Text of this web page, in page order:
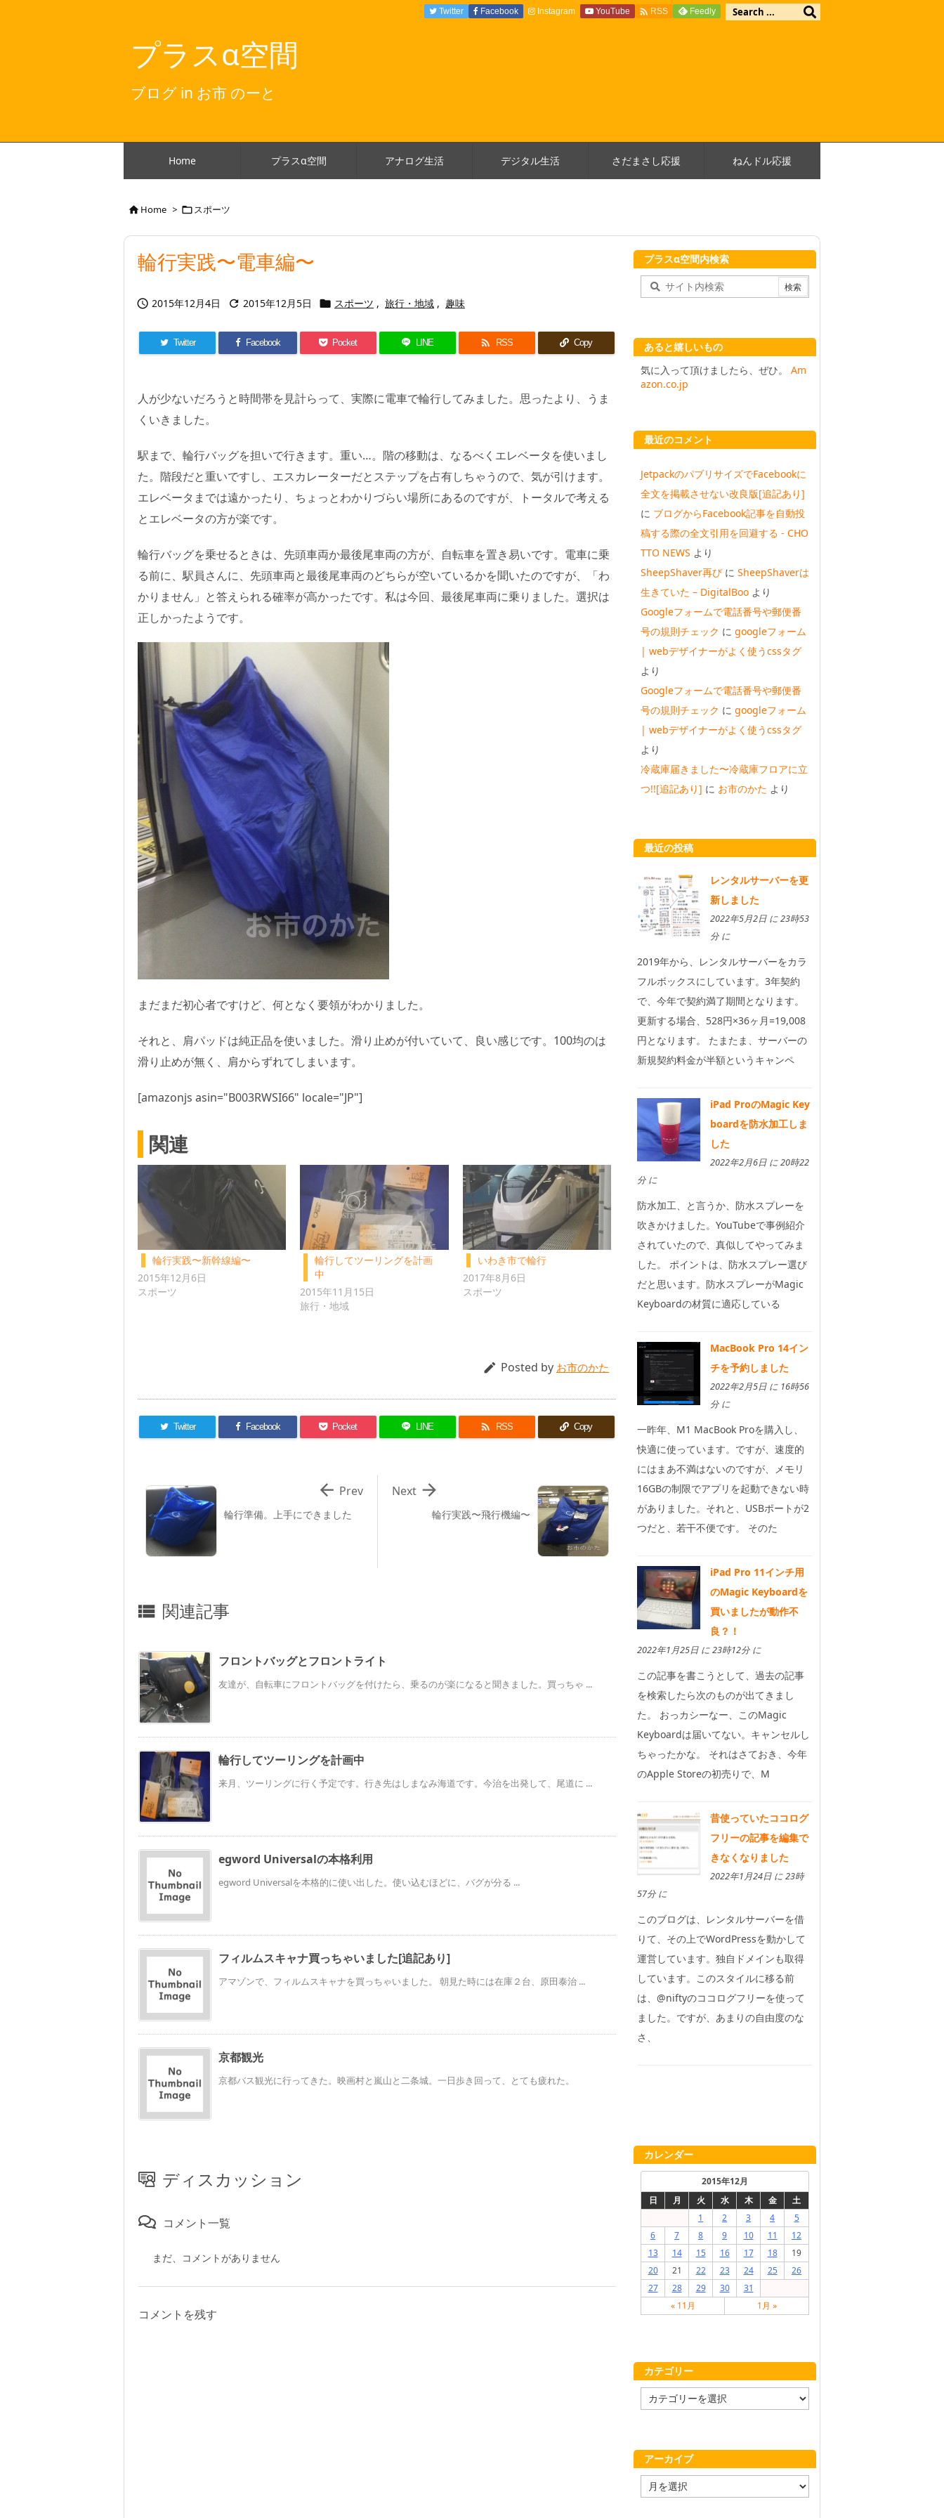
プラスα空間
ブログ in お市 のーと
Home プラスα空間 アナログ生活 デジタル生活 さだまさし応援 ねんドル応援
Twitter Facebook Instagram YouTube  RSS Feedly
Home > スポーツ
輪行実践〜電車編〜
 2015年12月4日  2015年12月5日  スポーツ , 旅行・地域 , 趣味
Twitter Facebook Pocket LINE  RSS Copy
人が少ないだろうと時間帯を見計らって、実際に電車で輪行してみました。思ったより、うま
くいきました。
駅まで、輪行バッグを担いで行きます。重い…。階の移動は、なるべくエレベータを使いまし
た。階段だと重いですし、エスカレーターだとステップを占有しちゃうので、気が引けます。
エレベータまでは遠かったり、ちょっとわかりづらい場所にあるのですが、トータルで考える
とエレベータの方が楽です。
輪行バッグを乗せるときは、先頭車両か最後尾車両の方が、自転車を置き易いです。電車に乗
る前に、駅員さんに、先頭車両と最後尾車両のどちらが空いているかを聞いたのですが、「わ
かりません」と答えられる確率が高かったです。私は今回、最後尾車両に乗りました。選択は
正しかったようです。
まだまだ初心者ですけど、何となく要領がわかりました。
それと、肩パッドは純正品を使いました。滑り止めが付いていて、良い感じです。100均のは
滑り止めが無く、肩からずれてしまいます。
[amazonjs asin="B003RWSI66" locale="JP"]
関連
輪行実践〜新幹線編〜
2015年12月6日
スポーツ
輪行してツーリングを計画
中
2015年11月15日
旅行・地域
いわき市で輪行
2017年8月6日
スポーツ
 Posted by お市のかた
Twitter Facebook Pocket LINE  RSS Copy
輪行実践〜飛行機編〜

Next
輪行準備。上手にできました
 Prev
 関連記事
フロントバッグとフロントライト
友達が、自転車にフロントバッグを付けたら、乗るのが楽になると聞きました。買っちゃ ...
輪行してツーリングを計画中
来月、ツーリングに行く予定です。行き先はしまなみ海道です。今治を出発して、尾道に ...
egword Universalの本格利用
egword Universalを本格的に使い出した。使い込むほどに、バグが分る ...
フィルムスキャナ買っちゃいました[追記あり]
アマゾンで、フィルムスキャナを買っちゃいました。 朝見た時には在庫２台、原田泰治 ...
京都観光
京都バス観光に行ってきた。映画村と嵐山と二条城。一日歩き回って、とても疲れた。
ディスカッション
コメント一覧
まだ、コメントがありません
コメントを残す
プラスα空間内検索
あると嬉しいもの
気に入って頂けましたら、ぜひ。 Am
azon.co.jp
最近のコメント
JetpackのパブリサイズでFacebookに
全文を掲載させない改良版[追記あり]
に ブログからFacebook記事を自動投
稿する際の全文引用を回避する - CHO
TTO NEWS より
SheepShaver再び に SheepShaverは
生きていた – DigitalBoo より
Googleフォームで電話番号や郵便番
号の規則チェック に googleフォーム
| webデザイナーがよく使うcssタグ
より
Googleフォームで電話番号や郵便番
号の規則チェック に googleフォーム
| webデザイナーがよく使うcssタグ
より
冷蔵庫届きました〜冷蔵庫フロアに立
つ!![追記あり] に お市のかた より
最近の投稿
レンタルサーバーを更
新しました
2022年5月2日 に 23時53
分 に
2019年から、レンタルサーバーをカラ
フルボックスにしています。3年契約
で、今年で契約満了期間となります。
更新する場合、528円×36ヶ月=19,008
円となります。 たまたま、サーバーの
新規契約料金が半額というキャンペ
iPad ProのMagic Key
boardを防水加工しま
した
2022年2月6日 に 20時22
分 に
防水加工、と言うか、防水スプレーを
吹きかけました。YouTubeで事例紹介
されていたので、真似してやってみま
した。 ポイントは、防水スプレー選び
だと思います。防水スプレーがMagic
Keyboardの材質に適応している
MacBook Pro 14イン
チを予約しました
2022年2月5日 に 16時56
分 に
一昨年、M1 MacBook Proを購入し、
快適に使っています。ですが、速度的
にはまあ不満はないのですが、メモリ
16GBの制限でアプリを起動できない時
がありました。それと、USBポートが2
つだと、若干不便です。 そのた
iPad Pro 11インチ用
のMagic Keyboardを
買いましたが動作不
良？！
2022年1月25日 に 23時12分 に
この記事を書こうとして、過去の記事
を検索したら次のものが出てきまし
た。 おっカシーなー、このMagic
Keyboardは届いてない。キャンセルし
ちゃったかな。 それはさておき、今年
のApple Storeの初売りで、M
昔使っていたココログ
フリーの記事を編集で
きなくなりました
2022年1月24日 に 23時
57分 に
このブログは、レンタルサーバーを借
りて、その上でWordPressを動かして
運営しています。独自ドメインも取得
しています。このスタイルに移る前
は、@niftyのココログフリーを使って
ました。ですが、あまりの自由度のな
さ、
カレンダー
2015年12月
日
月 火 水 木 金
土
1
2 3 4
5
6
7 8 9 10 11
12
13
14 15 16 17 18
19
20
21 22 23 24 25
26
27
28 29 30
31
« 11月
1月 »
カテゴリー
テ
ー
アーカイブ
ー